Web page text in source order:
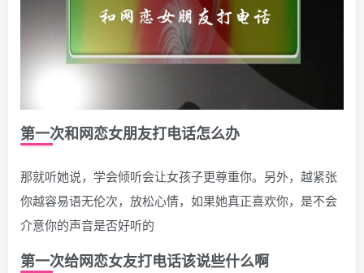
第一次和网恋女朋友打电话怎么办
那就听她说，学会倾听会让女孩子更尊重你。另外，越紧张
你越容易语无伦次，放松心情，如果她真正喜欢你，是不会
介意你的声音是否好听的
第一次给网恋女友打电话该说些什么啊